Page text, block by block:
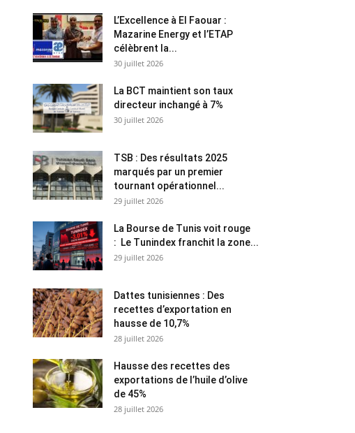
L’Excellence à El Faouar :
Mazarine Energy et l’ETAP
célèbrent la...
30 juillet 2026
La BCT maintient son taux
directeur inchangé à 7%
30 juillet 2026
TSB : Des résultats 2025
marqués par un premier
tournant opérationnel...
29 juillet 2026
La Bourse de Tunis voit rouge
: Le Tunindex franchit la zone...
29 juillet 2026
Dattes tunisiennes : Des
recettes d’exportation en
hausse de 10,7%
28 juillet 2026
Hausse des recettes des
exportations de l’huile d’olive
de 45%
28 juillet 2026